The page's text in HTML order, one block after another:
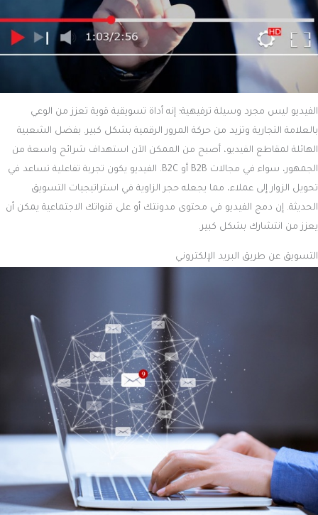
الفيديو ليس مجرد وسيلة ترفيهية؛ إنه أداة تسويقية قوية تعزز من الوعي
بالعلامة التجارية وتزيد من حركة المرور الرقمية بشكل كبير. بفضل الشعبية
الهائلة لمقاطع الفيديو، أصبح من الممكن الآن استهداف شرائح واسعة من
الجمهور، سواء في مجالات B2B أو B2C. الفيديو يكون تجربة تفاعلية تساعد في
تحويل الزوار إلى عملاء، مما يجعله حجر الزاوية في استراتيجيات التسويق
الحديثة. إن دمج الفيديو في محتوى مدونتك أو على قنواتك الاجتماعية يمكن أن
يعزز من انتشارك بشكل كبير.
التسويق عن طريق البريد الإلكتروني